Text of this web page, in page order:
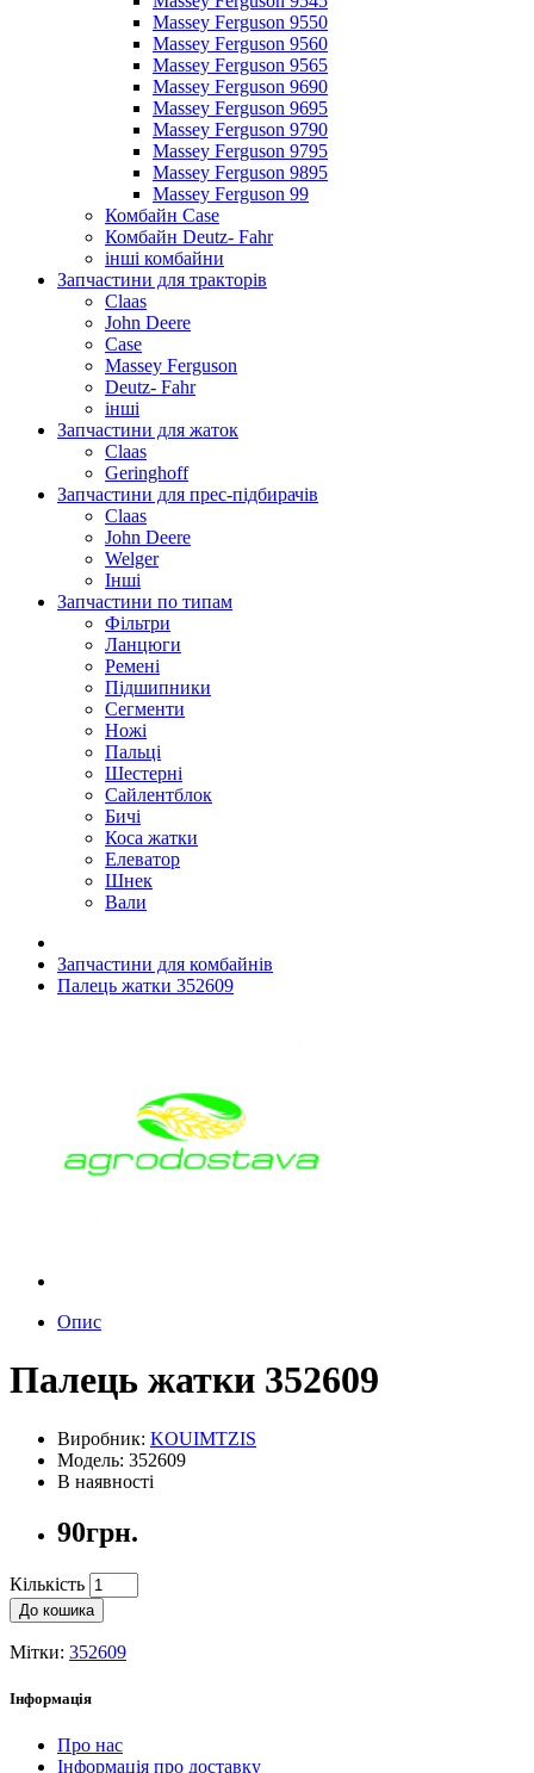
Massey Ferguson 9550
Massey Ferguson 9560
Massey Ferguson 9565
Massey Ferguson 9690
Massey Ferguson 9695
Massey Ferguson 9790
Massey Ferguson 9795
Massey Ferguson 9895
Massey Ferguson 99
Комбайн Case
Комбайн Deutz- Fahr
інші комбайни
Запчастини для тракторів
Claas
John Deere
Case
Massey Ferguson
Deutz- Fahr
інші
Запчастини для жаток
Claas
Geringhoff
Запчастини для прес-підбирачів
Claas
John Deere
Welger
Інші
Запчастини по типам
Фільтри
Ланцюги
Ремені
Підшипники
Сегменти
Ножі
Пальці
Шестерні
Сайлентблок
Бичі
Коса жатки
Елеватор
Шнек
Вали
Запчастини для комбайнів
Палець жатки 352609
Опис
Палець жатки 352609
Виробник: KOUIMTZIS
Модель: 352609
В наявності
90грн.
Кількість
До кошика
Мітки: 352609
Інформація
Про нас
Інформація про доставку